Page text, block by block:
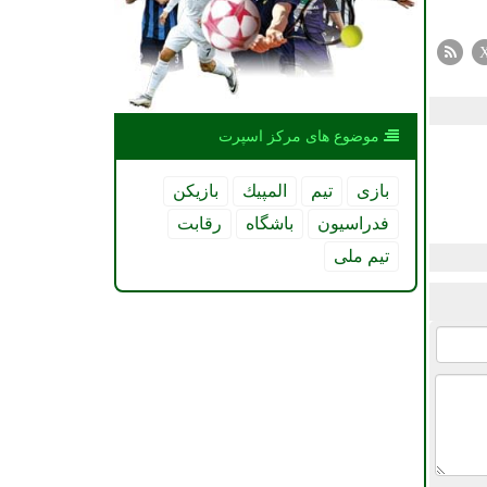
موضوع های مركز اسپرت
بازی تیم المپیك
بازیكن
فدراسیون
باشگاه
رقابت
تیم ملی